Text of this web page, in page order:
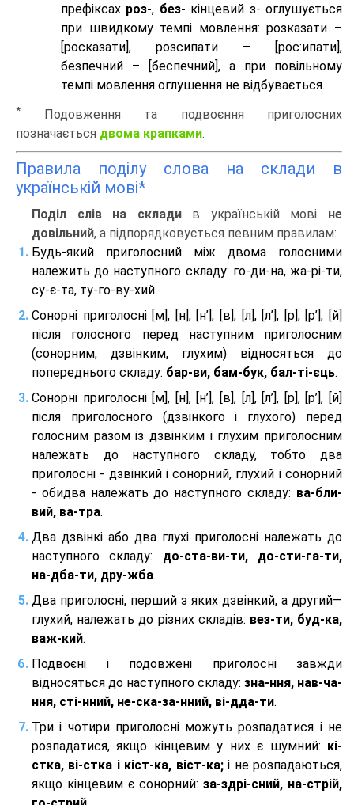
префіксах роз-, без- кінцевий з- оглушується
при швидкому темпі мовлення: розказати –
[росказати], розсипати – [роc:ипати],
безпечний – [беспечний], а при повільному
темпі мовлення оглушення не відбувається.
*
Подовження та подвоєння приголосних
позначається двома крапками.
Правила поділу слова на склади в
українській мові*
Поділ слів на складив українській мові не
довільний, а підпорядковується певним правилам:
Будь-який приголосний між двома голосними
належить до наступного складу: го-ди-на, жа-рі-ти,
су-є-та, ту-го-ву-хий.
Сонорні приголосні [м], [н], [н’], [в], [л], [л’], [р], [р’], [й]
після голосного перед наступним приголосним
(сонорним, дзвінким, глухим) відносяться до
попереднього складу: бар-ви, бам-бук, бал-ті-єць.
Сонорні приголосні [м], [н], [н’], [в], [л], [л’], [р], [р’], [й]
після приголосного (дзвінкого і глухого) перед
голосним разом із дзвінким і глухим приголосним
належать до наступного складу, тобто два
приголосні - дзвінкий і сонорний, глухий і сонорний
- обидва належать до наступного складу: ва-бли-
вий, ва-тра.
Два дзвінкі або два глухі приголосні належать до
наступного складу: до-ста-ви-ти, до-сти-га-ти,
на-дба-ти, дру-жба.
Два приголосні, перший з яких дзвінкий, а другий—
глухий, належать до різних складів: вез-ти, буд-ка,
важ-кий.
Подвоєні і подовжені приголосні завжди
відносяться до наступного складу: зна-ння, нав-ча-
ння, сті-нний, не-ска-за-нний, ві-дда-ти.
Три і чотири приголосні можуть розпадатися і не
розпадатися, якщо кінцевим у них є шумний: кі-
стка, ві-стка і кіст-ка, віст-ка;і не розпадаються,
якщо кінцевим є сонорний: за-здрі-сний, на-стрій,